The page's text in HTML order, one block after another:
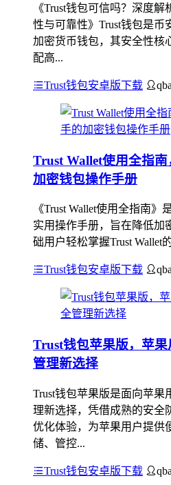
《Trust钱包可信吗？深度
性与可靠性》Trust钱包是
加密货币钱包，其安全性核
配高...
Trust钱包安卓版下载
Trust Wallet使用全指
加密钱包操作手册
《Trust Wallet使用全指南
实用操作手册，旨在降低加
础用户轻松掌握Trust Wallet
Trust钱包安卓版下载
Trust钱包苹果版，苹
管理新选择
Trust钱包苹果版是面向苹果
理新选择，凭借成熟的安全
优化体验，为苹果用户提供
储、管控...
Trust钱包安卓版下载